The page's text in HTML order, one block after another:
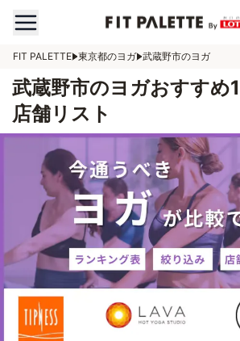
FIT PALETTE 東京都のヨガ 武蔵野市のヨガ
武蔵野市のヨガおすすめ
店舗リスト